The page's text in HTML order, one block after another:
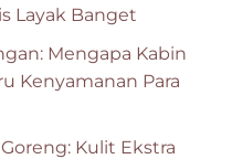
Layak Banget
Mengapa Kabin
Kenyamanan Para
Kulit Ekstra